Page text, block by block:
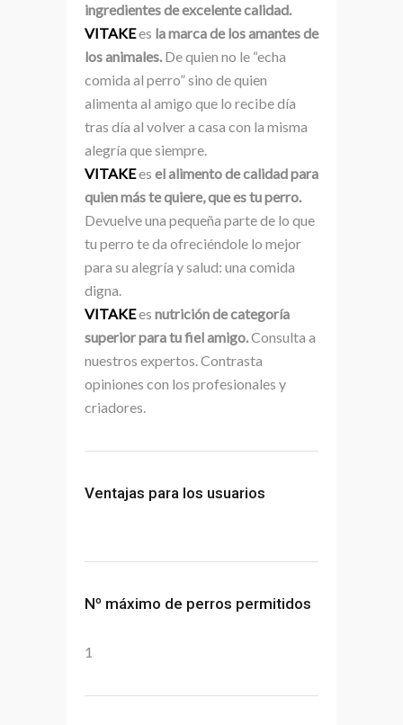
ingredientes de excelente calidad.
VITAKEes la marca de los amantes de
los animales.De quien no le “echa
comida al perro” sino de quien
alimenta al amigo que lo recibe día
tras día al volver a casa con la misma
alegría que siempre.
VITAKEes el alimento de calidad para
quien más te quiere, que es tu perro.
Devuelve una pequeña parte de lo que
tu perro te da ofreciéndole lo mejor
para su alegría y salud: una comida
digna.
VITAKEes nutrición de categoría
superior para tu fiel amigo.Consulta a
nuestros expertos. Contrasta
opiniones con los profesionales y
criadores.
Ventajas para los usuarios
Nº máximo de perros permitidos
1